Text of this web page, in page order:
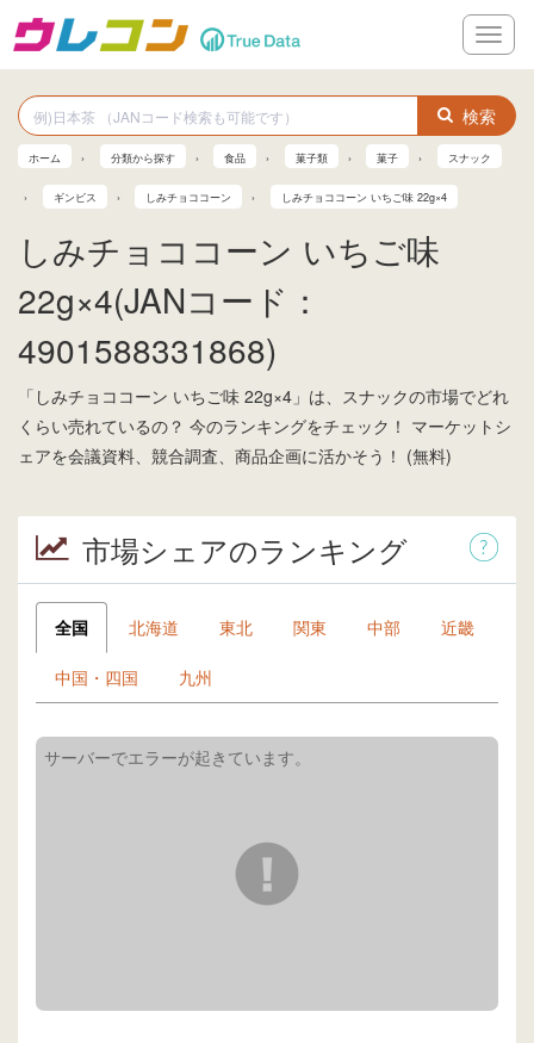
メ
ニ
ー
検索
ホーム 分類から探す 食品 菓子類 菓子 スナック
ギンビス しみチョココーン しみチョココーン いちご味 22g×4
しみチョココーン いちご味
22g×4(JANコード：
4901588331868)
「しみチョココーン いちご味 22g×4」は、スナックの市場でどれ
くらい売れているの？ 今のランキングをチェック！ マーケットシ
ェアを会議資料、競合調査、商品企画に活かそう！ (無料)
市場シェアのランキング
全国 北海道 東北 関東 中部 近畿
中国・四国 九州